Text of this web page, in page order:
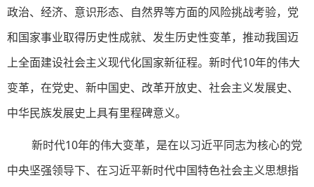
政治、经济、意识形态、自然界等方面的风险挑战考验，党
和国家事业取得历史性成就、发生历史性变革，推动我国迈
上全面建设社会主义现代化国家新征程。新时代10年的伟大
变革，在党史、新中国史、改革开放史、社会主义发展史、
中华民族发展史上具有里程碑意义。
新时代10年的伟大变革，是在以习近平同志为核心的党
中央坚强领导下、在习近平新时代中国特色社会主义思想指